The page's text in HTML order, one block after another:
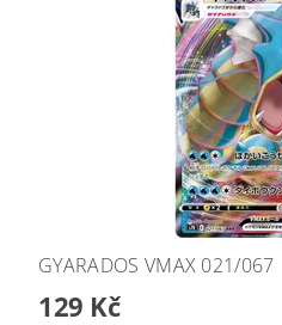
GYARADOS VMAX 021/067
129 Kč